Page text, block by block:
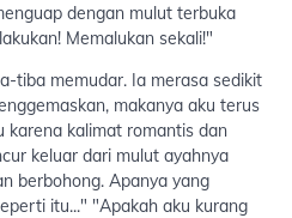
dengan mulut terbuka
Memalukan sekali!"
tiba memudar. Ia merasa sedikit
makanya aku terus
karena kalimat romantis dan
keluar dari mulut ayahnya
berbohong. Apanya yang
itu..." "Apakah aku kurang